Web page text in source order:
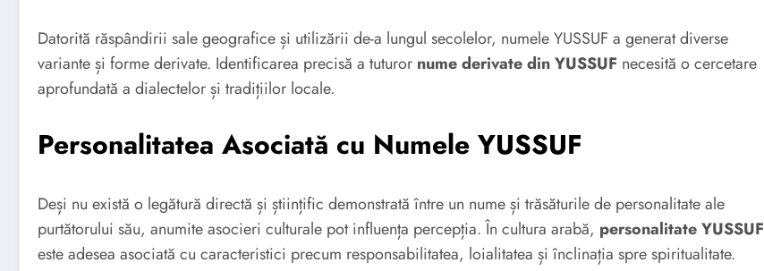
Datorită răspândirii sale geografice și utilizării de-a lungul secolelor, numele YUSSUF a generat diverse
variante și forme derivate. Identificarea precisă a tuturor nume derivate din YUSSUF necesită o cercetare
aprofundată a dialectelor și tradițiilor locale.
Personalitatea Asociată cu Numele YUSSUF
Deși nu există o legătură directă și științific demonstrată între un nume și trăsăturile de personalitate ale
purtătorului său, anumite asocieri culturale pot influența percepția. În cultura arabă, personalitate YUSSUF
este adesea asociată cu caracteristici precum responsabilitatea, loialitatea și înclinația spre spiritualitate.